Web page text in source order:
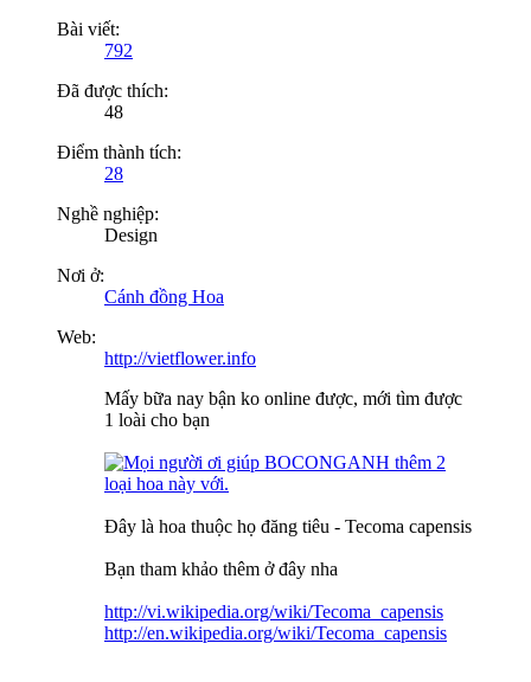
Bài viết:
792
Đã được thích:
48
Điểm thành tích:
28
Nghề nghiệp:
Design
Nơi ở:
Cánh đồng Hoa
Web:
http://vietflower.info
Mấy bữa nay bận ko online được, mới tìm được
1 loài cho bạn
Đây là hoa thuộc họ đăng tiêu - Tecoma capensis
Bạn tham khảo thêm ở đây nha
http://vi.wikipedia.org/wiki/Tecoma_capensis
http://en.wikipedia.org/wiki/Tecoma_capensis